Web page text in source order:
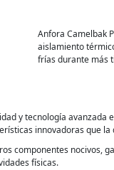
Anfora Camelbak
aislamiento
frías durante más
y tecnología
innovadoras que la
componentes nocivos,
físicas.